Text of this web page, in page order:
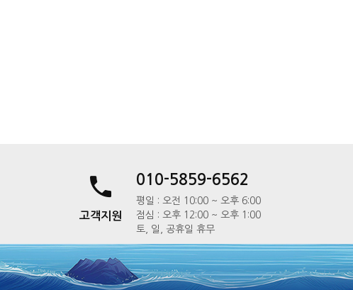
고객지원
010-5859-6562
평일 : 오전 10:00 ~ 오후 6:00
점심 : 오후 12:00 ~ 오후 1:00
토, 일, 공휴일 휴무